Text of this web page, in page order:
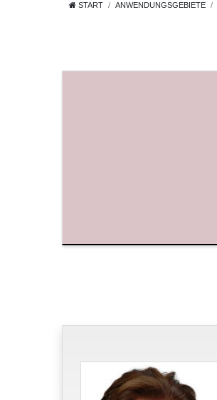
START ANWENDUNGSGEBIETE